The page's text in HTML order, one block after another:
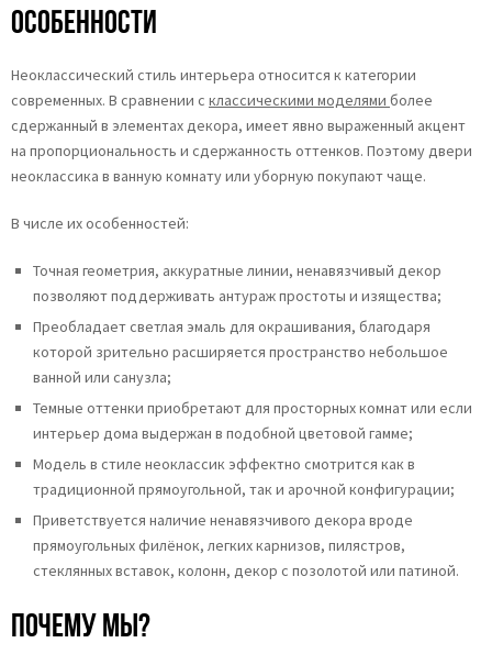
Особенности
Неоклассический стиль интерьера относится к категории
современных. В сравнении с классическими моделями более
сдержанный в элементах декора, имеет явно выраженный акцент
на пропорциональность и сдержанность оттенков. Поэтому двери
неоклассика в ванную комнату или уборную покупают чаще.
В числе их особенностей:
Точная геометрия, аккуратные линии, ненавязчивый декор
позволяют поддерживать антураж простоты и изящества;
Преобладает светлая эмаль для окрашивания, благодаря
которой зрительно расширяется пространство небольшое
ванной или санузла;
Темные оттенки приобретают для просторных комнат или если
интерьер дома выдержан в подобной цветовой гамме;
Модель в стиле неоклассик эффектно смотрится как в
традиционной прямоугольной, так и арочной конфигурации;
Приветствуется наличие ненавязчивого декора вроде
прямоугольных филёнок, легких карнизов, пилястров,
стеклянных вставок, колонн, декор с позолотой или патиной.
Почему мы?